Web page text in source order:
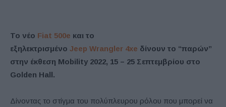
Το νέο Fiat 500e και το
εξηλεκτρισμένο Jeep Wrangler 4xe δίνουν το “παρών”
στην έκθεση Mobility 2022, 15 – 25 Σεπτεμβρίου στο
Golden Hall.
Δίνοντας το στίγμα του πολύπλευρου ρόλου που μπορεί να